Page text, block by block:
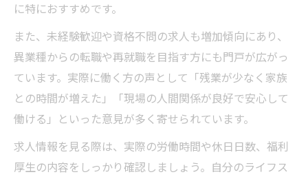
に特におすすめです。
また、未経験歓迎や資格不問の求人も増加傾向にあり、
異業種からの転職や再就職を目指す方にも門戸が広がっ
ています。実際に働く方の声として「残業が少なく家族
との時間が増えた」「現場の人間関係が良好で安心して
働ける」といった意見が多く寄せられています。
求人情報を見る際は、実際の労働時間や休日日数、福利
厚生の内容をしっかり確認しましょう。自分のライフス